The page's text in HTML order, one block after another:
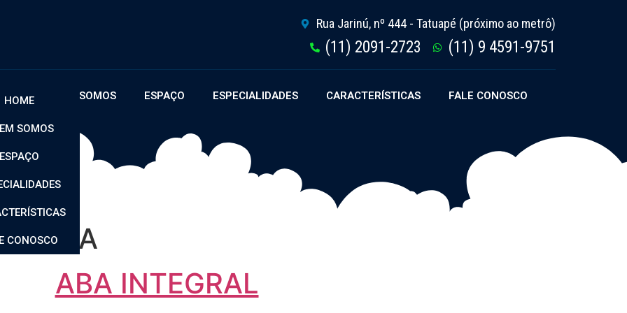
Rua Jarinú, nº 444 - Tatuapé (próximo ao metrô)
(11) 2091-2723 (11) 9 4591-9751
QUEM SOMOS ESPAÇO ESPECIALIDADES CARACTERÍSTICAS FALE CONOSCO
HOME
SOMOS
ESPAÇO
CONOSCO
RASA
ABA INTEGRAL